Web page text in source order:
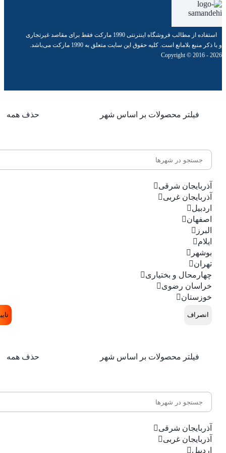
استفاده از مطالب فروشگاه اینترنتی 1990 مارکت فقط برای مقاصد غیرتجاری
و با ذکر منبع بلامانع است. کلیه حقوق این سایت متعلق به 1990 مارکت می‌باشد.
Copyright © 2016 - 2026
فیلتر محصولات بر اساس شهر حذف همه
آذربایجان شرقی
آذربایجان غربی
اردبیل
اصفهان
البرز
ایلام
بوشهر
تهران
چهارمحال و بختیاری
خراسان رضوی
خوزستان
انصراف
فیلتر محصولات بر اساس شهر حذف همه
آذربایجان شرقی
آذربایجان غربی
اردبیل